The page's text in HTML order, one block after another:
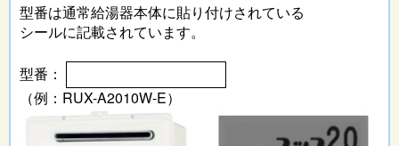
型番は通常給湯器本体に貼り付けされている
シールに記載されています。
型番：
（例：RUX-A2010W-E）